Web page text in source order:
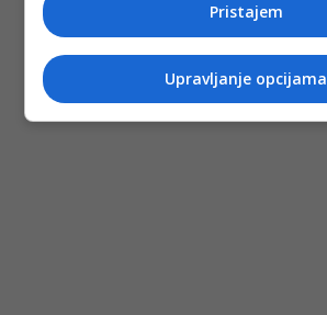
Pristajem
Upravljanje opcijama